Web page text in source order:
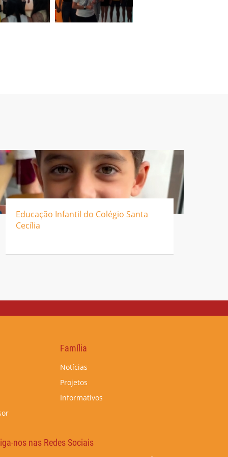
Educação Infantil do Colégio Santa
Cecília
Família
Notícias
Projetos
Informativos
nos nas Redes Sociais